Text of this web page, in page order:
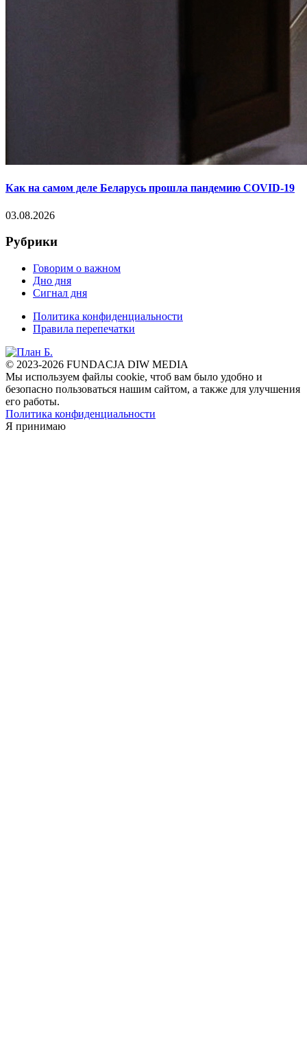
Как на самом деле Беларусь прошла пандемию COVID-19
03.08.2026
Рубрики
Говорим о важном
Дно дня
Сигнал дня
Политика конфиденциальности
Правила перепечатки
© 2023-2026 FUNDACJA DIW MEDIA
Мы используем файлы cookie, чтоб вам было удобно и
безопасно пользоваться нашим сайтом, а также для улучшения
его работы.
Политика конфиденциальности
Я принимаю